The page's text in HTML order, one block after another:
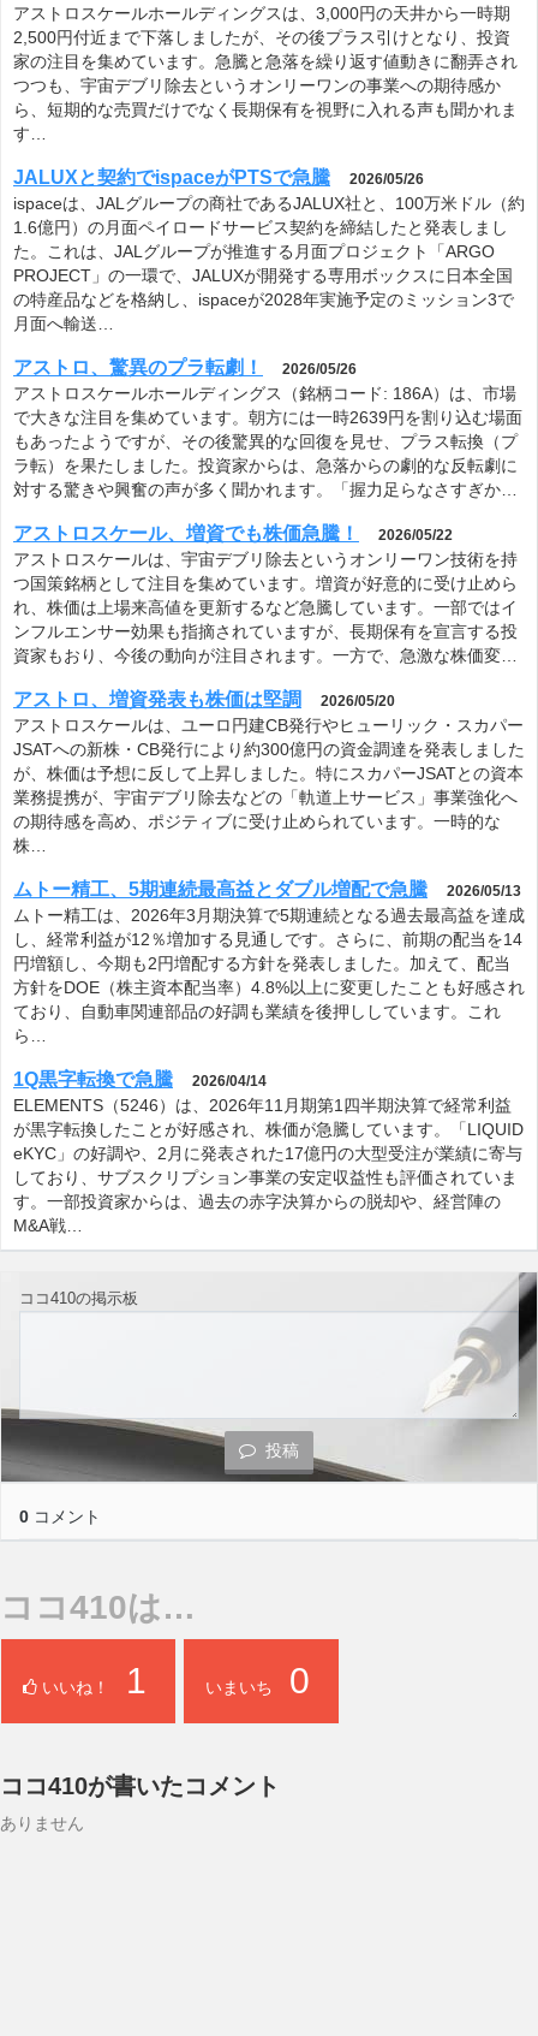
アストロスケールホールディングスは、3,000円の天井から一時期
2,500円付近まで下落しましたが、その後プラス引けとなり、投資
家の注目を集めています。急騰と急落を繰り返す値動きに翻弄され
つつも、宇宙デブリ除去というオンリーワンの事業への期待感か
ら、短期的な売買だけでなく長期保有を視野に入れる声も聞かれま
す…
JALUXと契約でispaceがPTSで急騰 2026/05/26
ispaceは、JALグループの商社であるJALUX社と、100万米ドル（約
1.6億円）の月面ペイロードサービス契約を締結したと発表しまし
た。これは、JALグループが推進する月面プロジェクト「ARGO
PROJECT」の一環で、JALUXが開発する専用ボックスに日本全国
の特産品などを格納し、ispaceが2028年実施予定のミッション3で
月面へ輸送…
アストロ、驚異のプラ転劇！ 2026/05/26
アストロスケールホールディングス（銘柄コード: 186A）は、市場
で大きな注目を集めています。朝方には一時2639円を割り込む場面
もあったようですが、その後驚異的な回復を見せ、プラス転換（プ
ラ転）を果たしました。投資家からは、急落からの劇的な反転劇に
対する驚きや興奮の声が多く聞かれます。「握力足らなさすぎか…
アストロスケール、増資でも株価急騰！ 2026/05/22
アストロスケールは、宇宙デブリ除去というオンリーワン技術を持
つ国策銘柄として注目を集めています。増資が好意的に受け止めら
れ、株価は上場来高値を更新するなど急騰しています。一部ではイ
ンフルエンサー効果も指摘されていますが、長期保有を宣言する投
資家もおり、今後の動向が注目されます。一方で、急激な株価変…
アストロ、増資発表も株価は堅調 2026/05/20
アストロスケールは、ユーロ円建CB発行やヒューリック・スカパー
JSATへの新株・CB発行により約300億円の資金調達を発表しました
が、株価は予想に反して上昇しました。特にスカパーJSATとの資本
業務提携が、宇宙デブリ除去などの「軌道上サービス」事業強化へ
の期待感を高め、ポジティブに受け止められています。一時的な
株…
ムトー精工、5期連続最高益とダブル増配で急騰 2026/05/13
ムトー精工は、2026年3月期決算で5期連続となる過去最高益を達成
し、経常利益が12％増加する見通しです。さらに、前期の配当を14
円増額し、今期も2円増配する方針を発表しました。加えて、配当
方針をDOE（株主資本配当率）4.8%以上に変更したことも好感され
ており、自動車関連部品の好調も業績を後押ししています。これ
ら…
1Q黒字転換で急騰 2026/04/14
ELEMENTS（5246）は、2026年11月期第1四半期決算で経常利益
が黒字転換したことが好感され、株価が急騰しています。「LIQUID
eKYC」の好調や、2月に発表された17億円の大型受注が業績に寄与
しており、サブスクリプション事業の安定収益性も評価されていま
す。一部投資家からは、過去の赤字決算からの脱却や、経営陣の
M&A戦…
ココ410の掲示板
投稿
0 コメント
ココ410は…
いいね！ 1 いまいち 0
ココ410が書いたコメント
ありません